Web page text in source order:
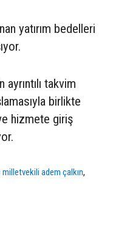
yatırım bedelleri
takvim
birlikte
hizmete giriş
milletvekili adem çalkın,